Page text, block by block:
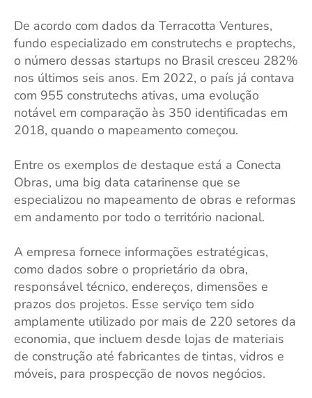
De acordo com dados da Terracotta Ventures,
fundo especializado em construtechs e proptechs,
o número dessas startups no Brasil cresceu 282%
nos últimos seis anos. Em 2022, o país já contava
com 955 construtechs ativas, uma evolução
notável em comparação às 350 identificadas em
2018, quando o mapeamento começou.
Entre os exemplos de destaque está a Conecta
Obras, uma big data catarinense que se
especializou no mapeamento de obras e reformas
em andamento por todo o território nacional.
A empresa fornece informações estratégicas,
como dados sobre o proprietário da obra,
responsável técnico, endereços, dimensões e
prazos dos projetos. Esse serviço tem sido
amplamente utilizado por mais de 220 setores da
economia, que incluem desde lojas de materiais
de construção até fabricantes de tintas, vidros e
móveis, para prospecção de novos negócios.